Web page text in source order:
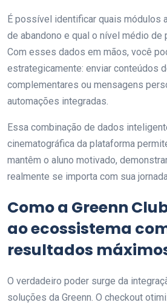
É possível identificar quais módulos
de abandono e qual o nível médio de
Com esses dados em mãos, você
estrategicamente: enviar conteúdos
complementares ou mensagens
automações integradas.
Essa combinação de dados
cinematográfica da plataforma
mantêm o aluno motivado,
realmente se importa com sua
Como a Greenn
ao ecossistema
resultados
O verdadeiro poder surge da
soluções da Greenn. O checkout